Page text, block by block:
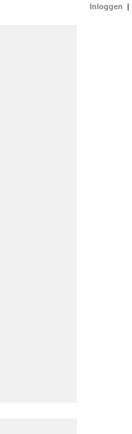
Inloggen |